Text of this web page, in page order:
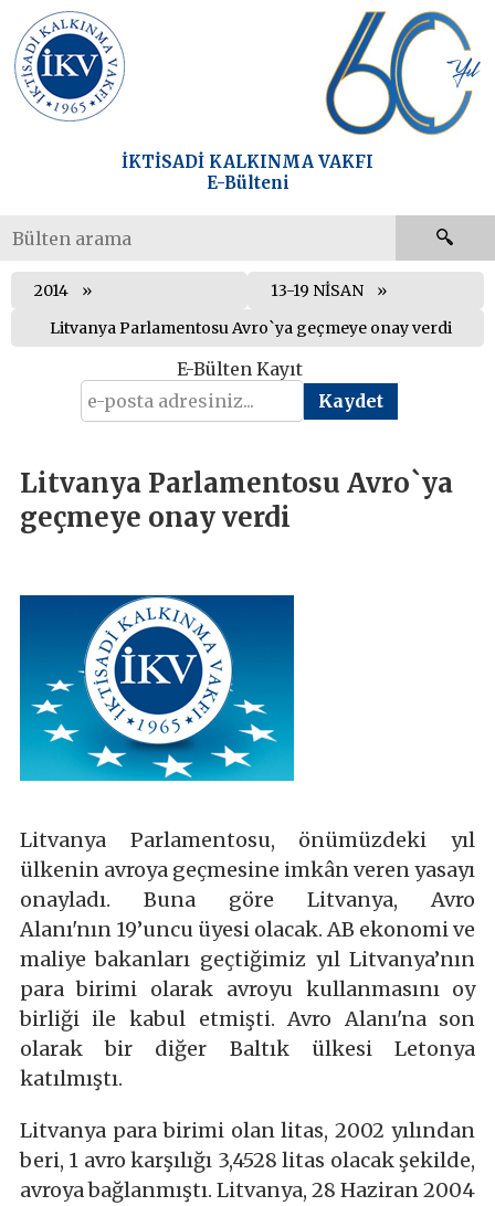
İKTİSADİ KALKINMA VAKFI
E-Bülteni
2014
13-19 NİSAN
Litvanya Parlamentosu Avro`ya geçmeye onay verdi
E-Bülten Kayıt
Litvanya Parlamentosu Avro`ya
geçmeye onay verdi
Litvanya Parlamentosu, önümüzdeki yıl
ülkenin avroya geçmesine imkân veren yasayı
onayladı. Buna göre Litvanya, Avro
Alanı'nın 19’uncu üyesi olacak. AB ekonomi ve
maliye bakanları geçtiğimiz yıl Litvanya’nın
para birimi olarak avroyu kullanmasını oy
birliği ile kabul etmişti. Avro Alanı'na son
olarak bir diğer Baltık ülkesi Letonya
katılmıştı.
Litvanya para birimi olan litas, 2002 yılından
beri, 1 avro karşılığı 3,4528 litas olacak şekilde,
avroya bağlanmıştı. Litvanya, 28 Haziran 2004